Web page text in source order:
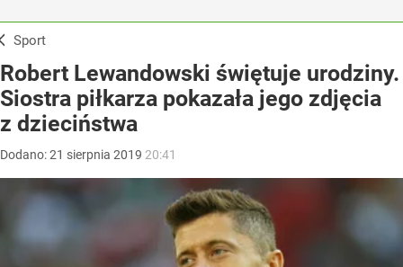
Sport
Robert Lewandowski świętuje urodziny.
Siostra piłkarza pokazała jego zdjęcia
z dzieciństwa
Dodano:21 sierpnia 2019 20:41